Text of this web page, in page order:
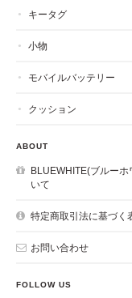
キータグ
小物
モバイルバッテリー
クッション
ABOUT
BLUEWHITE(ブルー
いて
特定商取引法に基づく
お問い合わせ
FOLLOW US